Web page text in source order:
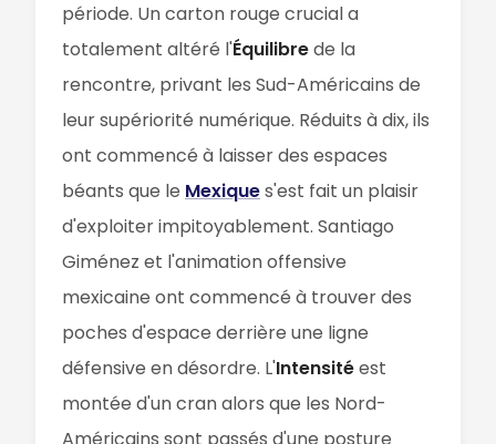
période. Un carton rouge crucial a
totalement altéré l'Équilibrede la
rencontre, privant les Sud-Américains de
leur supériorité numérique. Réduits à dix, ils
ont commencé à laisser des espaces
béants que le Mexiques'est fait un plaisir
d'exploiter impitoyablement. Santiago
Giménez et l'animation offensive
mexicaine ont commencé à trouver des
poches d'espace derrière une ligne
défensive en désordre. L'Intensitéest
montée d'un cran alors que les Nord-